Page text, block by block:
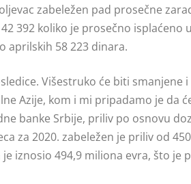
zabeležen pad prosečne
392 koliko je prosečno
aprilskih 58 223 dinara.
Višestruko će biti smanjene
Azije, kom i mi pripadamo je da
banke Srbije, priliv po osnovu
za 2020. zabeležen je priliv od
iznosio 494,9 miliona evra, što je